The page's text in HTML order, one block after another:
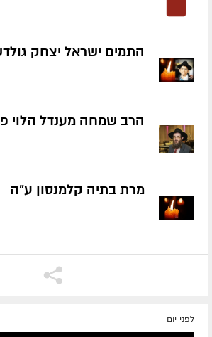
התמים ישראל יצחק
הרב שמחה מענדל הלוי
מרת בתיה קלמנסון ע״ה
לפני יום